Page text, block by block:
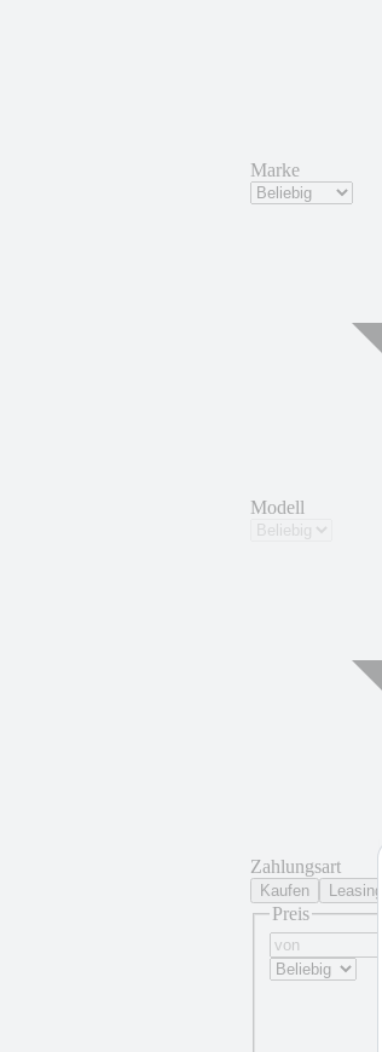
Marke
Modell
Zahlungsart
Kaufen Leasing
Preis